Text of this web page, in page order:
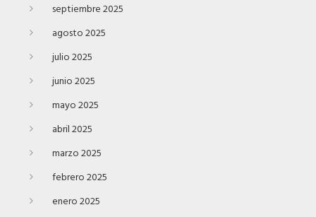
septiembre 2025
agosto 2025
julio 2025
junio 2025
mayo 2025
abril 2025
marzo 2025
febrero 2025
enero 2025